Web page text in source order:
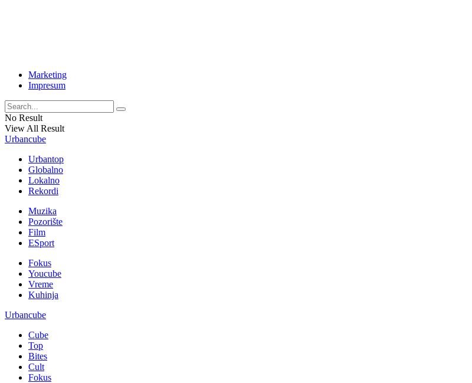
Marketing
Impresum
No Result
View All Result
Urbancube
Urbantop
Globalno
Lokalno
Rekordi
Muzika
Pozorište
Film
ESport
Fokus
Youcube
Vreme
Kuhinja
Urbancube
Cube
Top
Bites
Cult
Fokus